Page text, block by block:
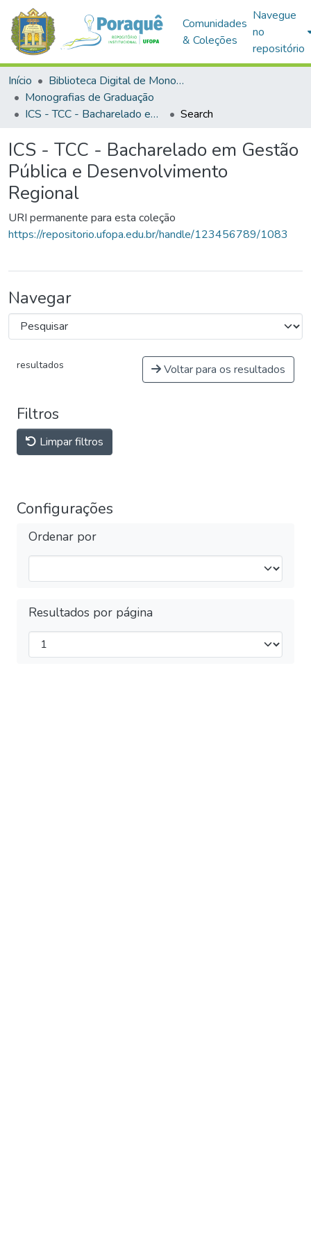
Comunidades
& Coleções
Navegue
no
repositório
Início
Biblioteca Digital de Monografias (BDM)
Monografias de Graduação
ICS - TCC - Bacharelado em Gestão Pública e Desenvolvimento Regional
Search
ICS - TCC - Bacharelado em Gestão
Pública e Desenvolvimento
Regional
URI permanente para esta coleção
https://repositorio.ufopa.edu.br/handle/123456789/1083
Navegar
resultados Voltar para os resultados
Filtros
Limpar filtros
Configurações
Ordenar por
Resultados por página